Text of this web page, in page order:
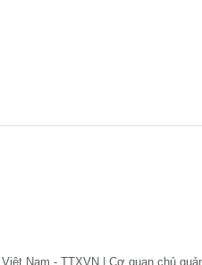
Nam - TTXVN | Cơ quan chủ